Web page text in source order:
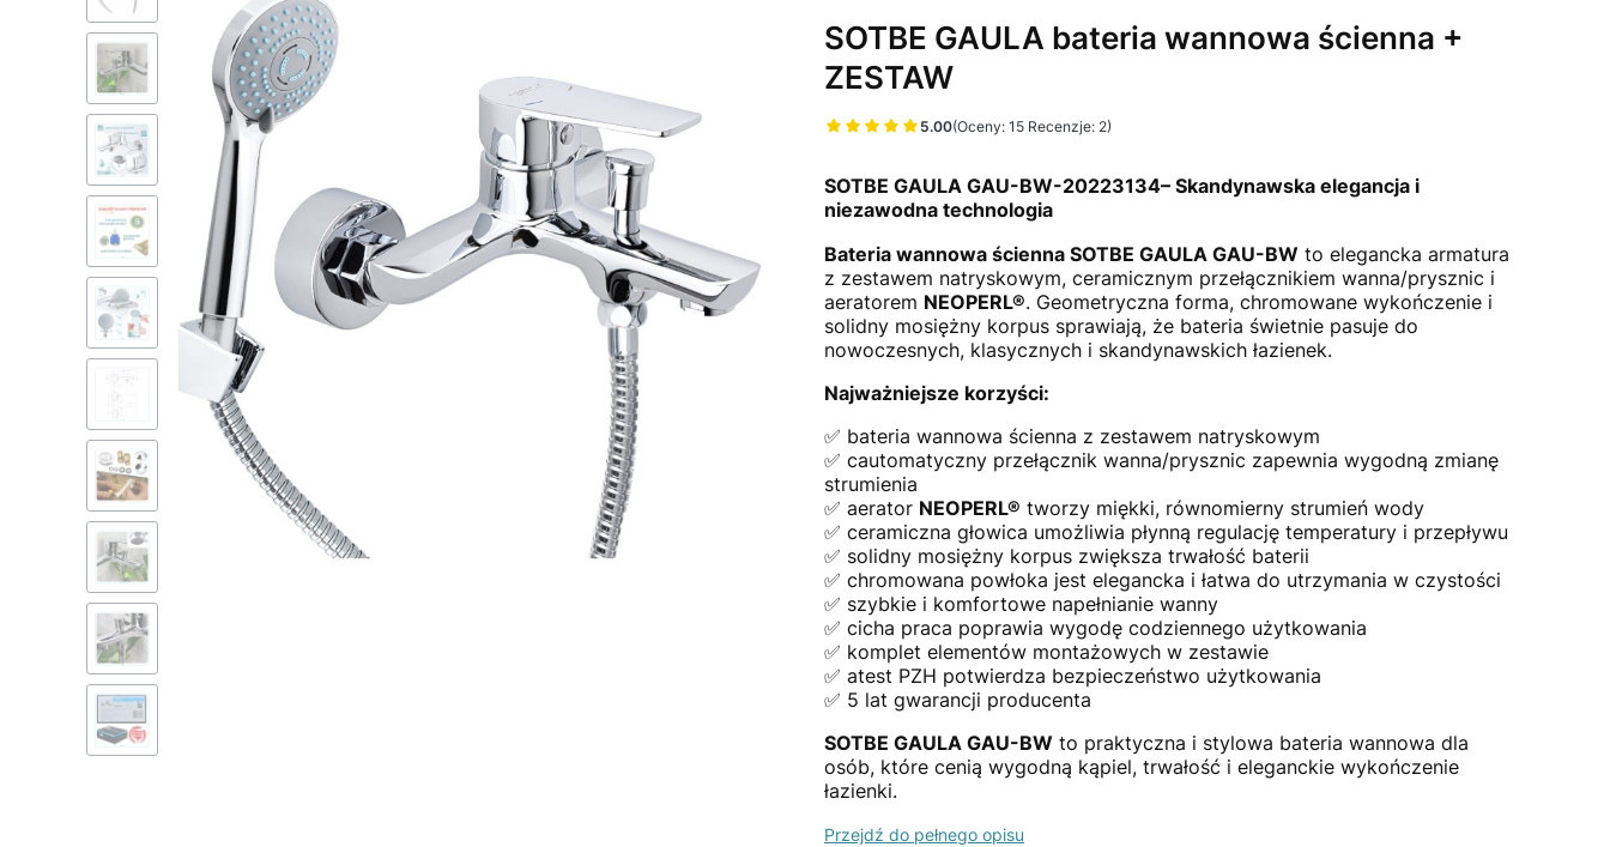
SOTBE GAULA bateria wannowa ścienna +
ZESTAW
5.00(Oceny: 15 Recenzje: 2)
Przejdź do sekcji Opinie
SOTBE GAULA GAU-BW-20223134– Skandynawska elegancja i
niezawodna technologia
Bateria wannowa ścienna SOTBE GAULA GAU-BW to elegancka armatura
z zestawem natryskowym, ceramicznym przełącznikiem wanna/prysznic i
aeratorem NEOPERL®. Geometryczna forma, chromowane wykończenie i
solidny mosiężny korpus sprawiają, że bateria świetnie pasuje do
nowoczesnych, klasycznych i skandynawskich łazienek.
Najważniejsze korzyści:
✅ bateria wannowa ścienna z zestawem natryskowym
✅ cautomatyczny przełącznik wanna/prysznic zapewnia wygodną zmianę
strumienia
✅ aerator NEOPERL® tworzy miękki, równomierny strumień wody
✅ ceramiczna głowica umożliwia płynną regulację temperatury i przepływu
✅ solidny mosiężny korpus zwiększa trwałość baterii
✅ chromowana powłoka jest elegancka i łatwa do utrzymania w czystości
✅ szybkie i komfortowe napełnianie wanny
✅ cicha praca poprawia wygodę codziennego użytkowania
✅ komplet elementów montażowych w zestawie
✅ atest PZH potwierdza bezpieczeństwo użytkowania
✅ 5 lat gwarancji producenta
SOTBE GAULA GAU-BW to praktyczna i stylowa bateria wannowa dla
osób, które cenią wygodną kąpiel, trwałość i eleganckie wykończenie
łazienki.
Przejdź do pełnego opisu